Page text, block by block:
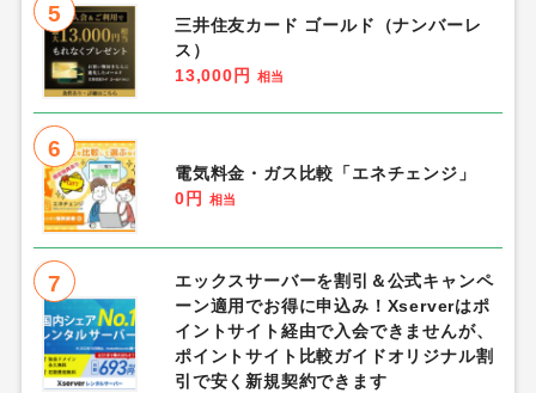
5
三井住友カード ゴールド（ナンバーレ
ス）
13,000円
相当
6
電気料金・ガス比較「エネチェンジ」
0円
相当
7
エックスサーバーを割引＆公式キャンペ
ーン適用でお得に申込み！Xserverはポ
イントサイト経由で入会できませんが、
ポイントサイト比較ガイドオリジナル割
引で安く新規契約できます